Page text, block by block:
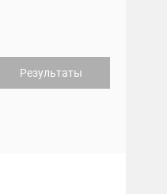
Результаты